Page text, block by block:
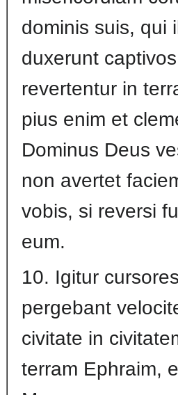
dominis suis, qui
duxerunt
revertentur in
pius enim et
Dominus Deus
non avertet
vobis, si reversi
eum.
10. Igitur
pergebant
civitate in
terram Ephraim,